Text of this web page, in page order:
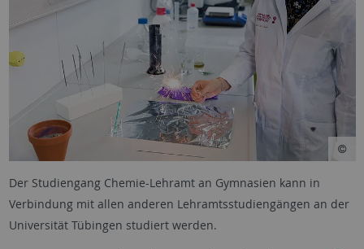
Der Studiengang Chemie-Lehramt an Gymnasien kann in
Verbindung mit allen anderen Lehramtsstudiengängen an der
Universität Tübingen studiert werden.